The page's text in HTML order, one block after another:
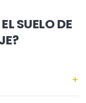
SUELO DE